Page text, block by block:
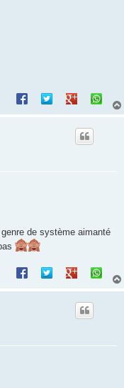
de système aimanté